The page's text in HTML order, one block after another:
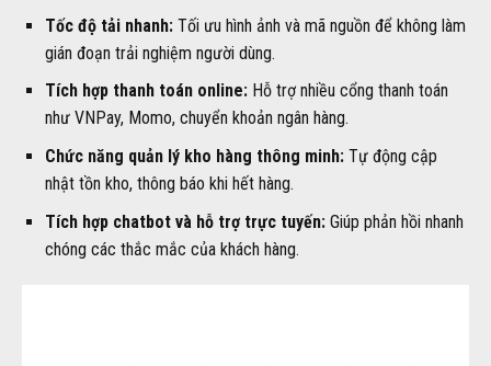
Tốc độ tải nhanh:Tối ưu hình ảnh và mã nguồn để không làm
gián đoạn trải nghiệm người dùng.
Tích hợp thanh toán online:Hỗ trợ nhiều cổng thanh toán
như VNPay, Momo, chuyển khoản ngân hàng.
Chức năng quản lý kho hàng thông minh:Tự động cập
nhật tồn kho, thông báo khi hết hàng.
Tích hợp chatbot và hỗ trợ trực tuyến:Giúp phản hồi nhanh
chóng các thắc mắc của khách hàng.